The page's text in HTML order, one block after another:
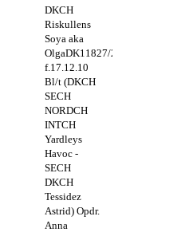
DKCH
Riskullens
Soya aka
OlgaDK11827/2011.
f.17.12.10
Bl/t (DKCH
SECH
NORDCH
INTCH
Yardleys
Havoc -
SECH
DKCH
Tessidez
Astrid) Opdr.
Anna